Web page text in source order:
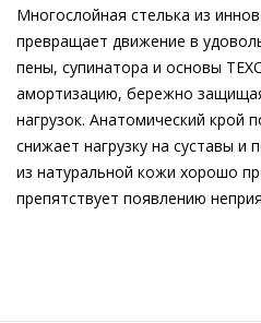
Многослойная стелька из
превращает движение в
пены, супинатора и основы
амортизацию, бережно
нагрузок. Анатомический крой
снижает нагрузку на суставы и
из натуральной кожи хорошо
препятствует появлению